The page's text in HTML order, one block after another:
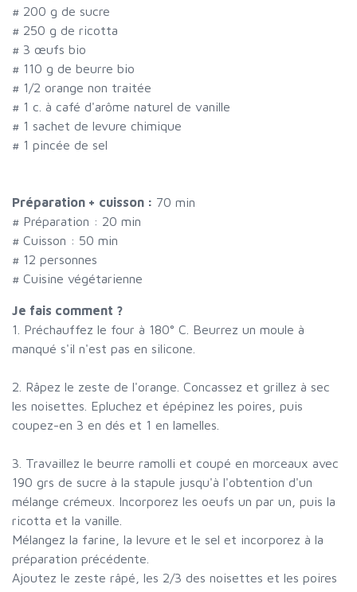
# 200 g de sucre
# 250 g de ricotta
# 3 œufs bio
# 110 g de beurre bio
# 1/2 orange non traitée
# 1 c. à café d'arôme naturel de vanille
# 1 sachet de levure chimique
# 1 pincée de sel
Préparation + cuisson : 70 min
# Préparation : 20 min
# Cuisson : 50 min
# 12 personnes
# Cuisine végétarienne
Je fais comment ?
1. Préchauffez le four à 180° C. Beurrez un moule à
manqué s'il n'est pas en silicone.
2. Râpez le zeste de l'orange. Concassez et grillez à sec
les noisettes. Epluchez et épépinez les poires, puis
coupez-en 3 en dés et 1 en lamelles.
3. Travaillez le beurre ramolli et coupé en morceaux avec
190 grs de sucre à la stapule jusqu'à l'obtention d'un
mélange crémeux. Incorporez les oeufs un par un, puis la
ricotta et la vanille.
Mélangez la farine, la levure et le sel et incorporez à la
préparation précédente.
Ajoutez le zeste râpé, les 2/3 des noisettes et les poires